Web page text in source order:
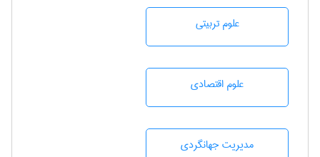
علوم تربيتی
علوم اقتصادی
مديريت جهانگردی